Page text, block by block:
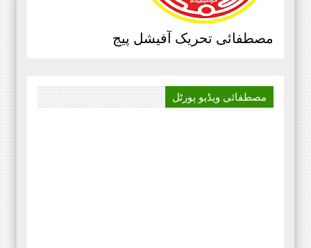
مصطفائی تحریک آفیشل پیج
مصطفائی ویڈیو پورٹل
2020ء،مصطفائی تحریک،جناب حافظ
قاسم مصطفائی سیکرٹری جنرل
پیغام بنام ذمہ داران مصطفائی
مصطفائی فاونڈیشن ، پاکستان،
‏صوبائی سرکلر نمبر 4 پنجاب